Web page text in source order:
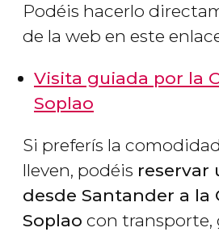
Podéis hacerlo
de la web en este
Visita guiada por la
Soplao
Si preferís la
lleven, podéis reservar
desde Santander a la
Soplao con transporte,